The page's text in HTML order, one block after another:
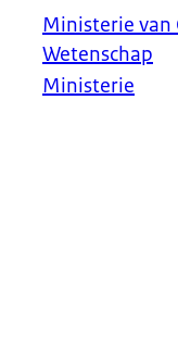
Ministerie van
Wetenschap
Ministerie